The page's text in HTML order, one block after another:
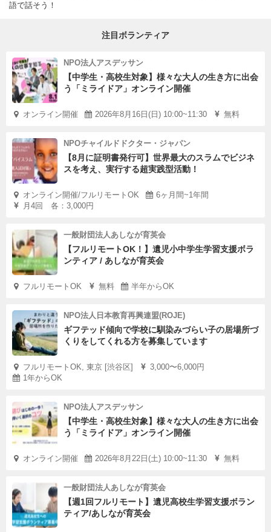
語で話そう！
注目ボランティア
NPO法人アスデッサン
【中学生・高校生対象】様々な大人の生き方に出会
う「ミライドア」オンライン開催
オンライン開催 2026年8月16日(日) 10:00~11:30 無料
NPOチャイルドドクター・ジャパン
【8月に証明書発行可】世界最大のスラムでビジネ
スを考え、実行する超実践型活動！
オンライン開催/フルリモートOK
6ヶ月間~1年間
月4回 各：3,000円
一般財団法人あしなが育英会
【フルリモートOK！】遺児小中学生学習支援ボラ
ンティア / あしなが育英会
フルリモートOK 無料 半年からOK
NPO法人日本教育再興連盟(ROJE)
ギフテッド傾向で学校に馴染みづらい子の居場所づ
くりをしてくれる方を募集しています
フルリモートOK, 東京 [渋谷区]
3,000〜6,000円
1年からOK
NPO法人アスデッサン
【中学生・高校生対象】様々な大人の生き方に出会
う「ミライドア」オンライン開催
オンライン開催 2026年8月22日(土) 10:00~11:30 無料
一般財団法人あしなが育英会
【週1回フルリモート】遺児高校生学習支援ボラン
ティア/あしなが育英会